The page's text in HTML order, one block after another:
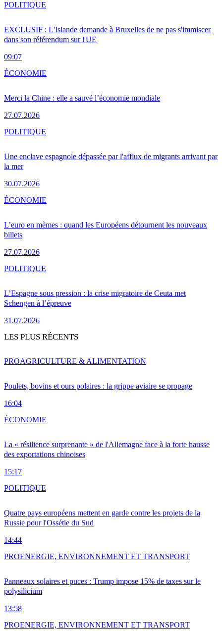
EXCLUSIF : L'Islande demande à Bruxelles de ne pas s'immiscer
dans son référendum sur l'UE
09:07
POLITIQUE
Merci la Chine : elle a sauvé l’économie mondiale
27.07.2026
ÉCONOMIE
Une enclave espagnole dépassée par l'afflux de migrants arrivant par
la mer
30.07.2026
POLITIQUE
L’euro en mèmes : quand les Européens détournent les nouveaux
billets
27.07.2026
ÉCONOMIE
L’Espagne sous pression : la crise migratoire de Ceuta met
Schengen à l’épreuve
31.07.2026
POLITIQUE
LES PLUS RÉCENTS
Poulets, bovins et ours polaires : la grippe aviaire se propage
16:04
PROAGRICULTURE & ALIMENTATION
La « résilience surprenante » de l'Allemagne face à la forte hausse
des exportations chinoises
15:17
ÉCONOMIE
Quatre pays européens mettent en garde contre les projets de la
Russie pour l'Ossétie du Sud
14:44
POLITIQUE
Panneaux solaires et puces : Trump impose 15% de taxes sur le
polysilicium
13:58
PROENERGIE, ENVIRONNEMENT ET TRANSPORT
PROENERGIE, ENVIRONNEMENT ET TRANSPORT